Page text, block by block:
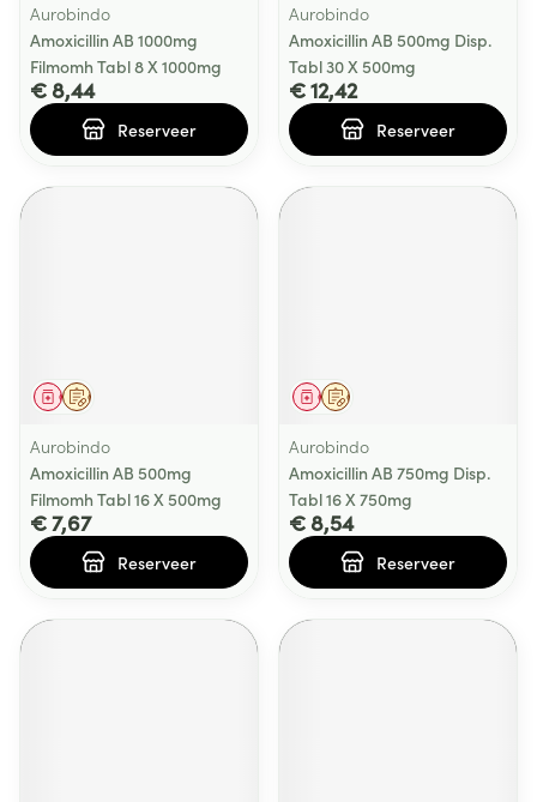
Aurobindo
Amoxicillin AB 1000mg
Filmomh Tabl 8 X 1000mg
€ 8,44
Reserveer
Aurobindo
Amoxicillin AB 500mg Disp.
Tabl 30 X 500mg
€ 12,42
Reserveer
Op voorschrift
Geneesmiddel
Aurobindo
Amoxicillin AB 500mg
Filmomh Tabl 16 X 500mg
€ 7,67
Reserveer
Op voorschrift
Geneesmiddel
Aurobindo
Amoxicillin AB 750mg Disp.
Tabl 16 X 750mg
€ 8,54
Reserveer